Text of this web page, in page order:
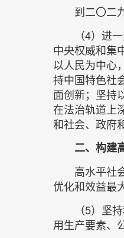
到二〇二
（4）进
中央权威和集
以人民为中心
持中国特色社
面创新；坚持
在法治轨道上
和社会、政府
二、构建
高水平社
优化和效益最
（5）坚
用生产要素、